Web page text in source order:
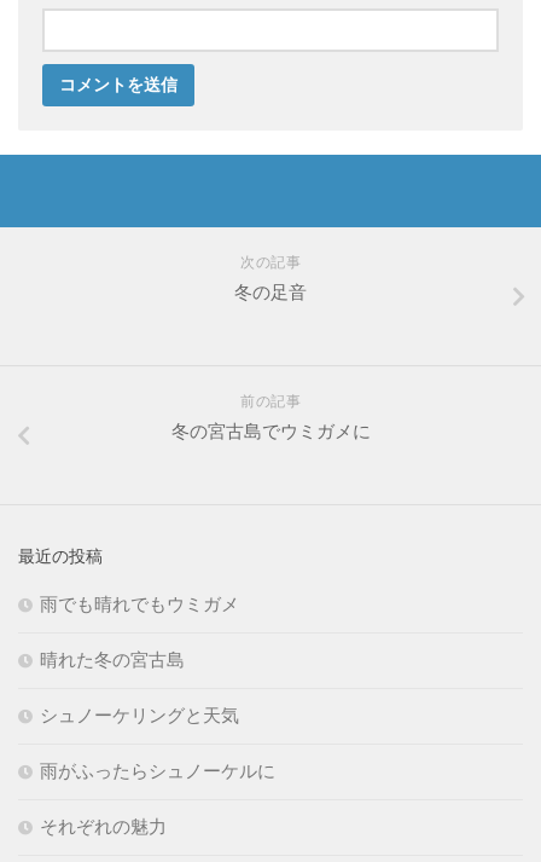
次の記事
冬の足音
前の記事
冬の宮古島でウミガメに
最近の投稿
雨でも晴れでもウミガメ
晴れた冬の宮古島
シュノーケリングと天気
雨がふったらシュノーケルに
それぞれの魅力